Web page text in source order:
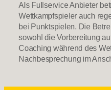
Als Fullservice Anbieter
Wettkampfspieler auch
bei Punktspielen. Die
sowohl die Vorbereitung
Coaching während des
Nachbesprechung im